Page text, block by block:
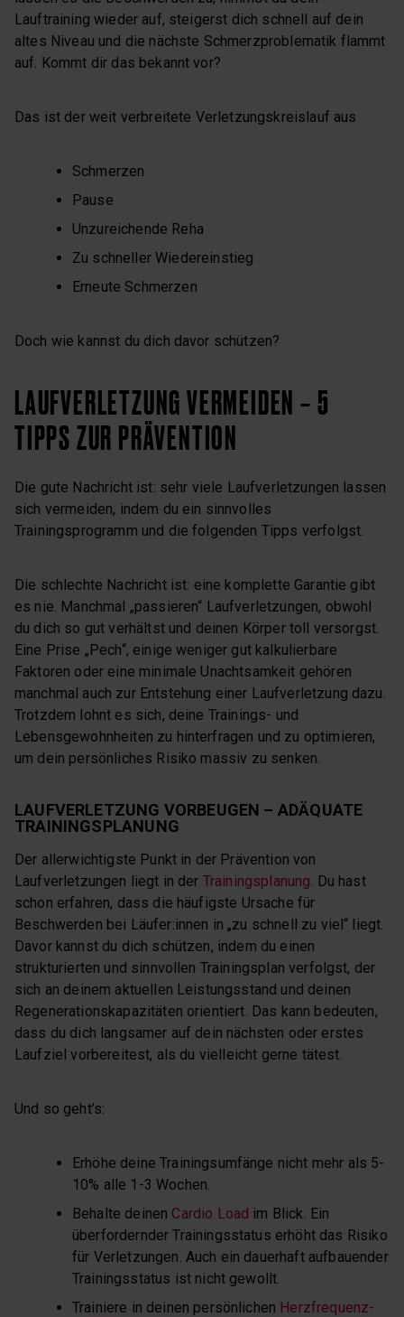
Lauftraining wieder auf, steigerst dich schnell auf dein
altes Niveau und die nächste Schmerzproblematik flammt
auf. Kommt dir das bekannt vor?
Das ist der weit verbreitete Verletzungskreislauf aus
Schmerzen
Pause
Unzureichende Reha
Zu schneller Wiedereinstieg
Erneute Schmerzen
Doch wie kannst du dich davor schützen?
LAUFVERLETZUNG VERMEIDEN – 5
TIPPS ZUR PRÄVENTION
Die gute Nachricht ist: sehr viele Laufverletzungen lassen
sich vermeiden, indem du ein sinnvolles
Trainingsprogramm und die folgenden Tipps verfolgst.
Die schlechte Nachricht ist: eine komplette Garantie gibt
es nie. Manchmal „passieren“ Laufverletzungen, obwohl
du dich so gut verhältst und deinen Körper toll versorgst.
Eine Prise „Pech“, einige weniger gut kalkulierbare
Faktoren oder eine minimale Unachtsamkeit gehören
manchmal auch zur Entstehung einer Laufverletzung dazu.
Trotzdem lohnt es sich, deine Trainings- und
Lebensgewohnheiten zu hinterfragen und zu optimieren,
um dein persönliches Risiko massiv zu senken.
LAUFVERLETZUNG VORBEUGEN – ADÄQUATE
TRAININGSPLANUNG
Der allerwichtigste Punkt in der Prävention von
Laufverletzungen liegt in der Trainingsplanung. Du hast
schon erfahren, dass die häufigste Ursache für
Beschwerden bei Läufer:innen in „zu schnell zu viel“ liegt.
Davor kannst du dich schützen, indem du einen
strukturierten und sinnvollen Trainingsplan verfolgst, der
sich an deinem aktuellen Leistungsstand und deinen
Regenerationskapazitäten orientiert. Das kann bedeuten,
dass du dich langsamer auf dein nächsten oder erstes
Laufziel vorbereitest, als du vielleicht gerne tätest.
Und so geht’s:
Erhöhe deine Trainingsumfänge nicht mehr als 5-
10% alle 1-3 Wochen.
Behalte deinen Cardio Load im Blick. Ein
überfordernder Trainingsstatus erhöht das Risiko
für Verletzungen. Auch ein dauerhaft aufbauender
Trainingsstatus ist nicht gewollt.
Trainiere in deinen persönlichen Herzfrequenz-